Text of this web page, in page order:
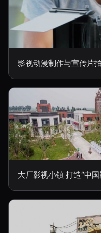
影视动漫制作与宣传片
大厂影视小镇 打造“中